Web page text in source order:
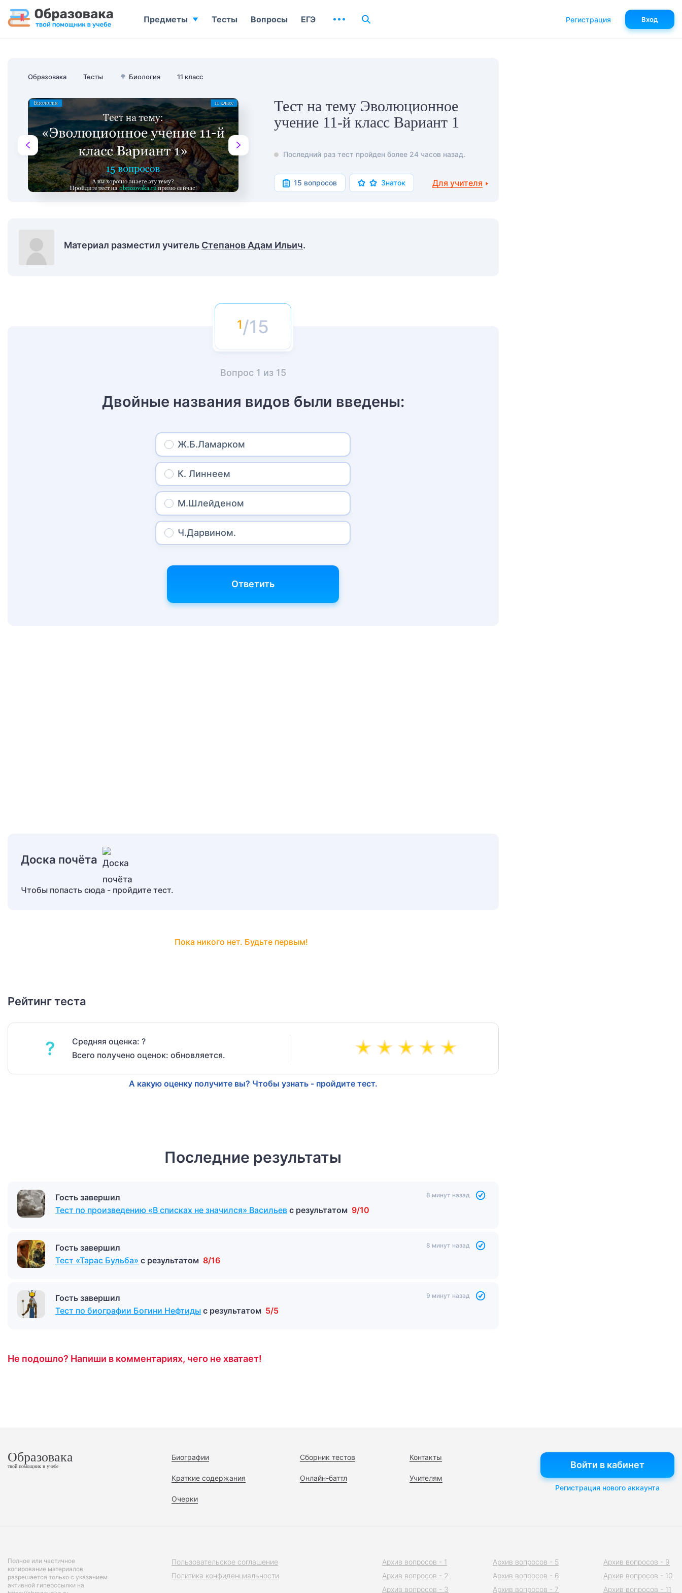
Образовака Тесты 🌳 Биология 11 класс
Тест на тему Эволюционное
учение 11-й класс Вариант 1
Последний раз тест пройден более 24 часов назад.
15 вопросов Знаток Для учителя
Материал разместил учитель Степанов Адам Ильич.
/15
Вопрос 1 из 15
Двойные названия видов были введены:
Ж.Б.Ламарком
К. Линнеем
М.Шлейденом
Ч.Дарвином.
Ответить
Доска почёта
Чтобы попасть сюда - пройдите тест.
Пока никого нет. Будьте первым!
Рейтинг теста
?
Средняя оценка: ?
Всего получено оценок: обновляется.
А какую оценку получите вы? Чтобы узнать - пройдите тест.
Последние результаты
Гость завершил
Тест по произведению «В списках не значился» Васильев с результатом 9/10
8 минут назад
Гость завершил
Тест «Тарас Бульба» с результатом 8/16
8 минут назад
Гость завершил
Тест по биографии Богини Нефтиды с результатом 5/5
9 минут назад
Не подошло? Напиши в комментариях, чего не хватает!
Предметы Тесты Вопросы ЕГЭ Регистрация Вход
Образовака
твой помощник в учебе
Биографии
Краткие содержания
Очерки
Сборник тестов
Онлайн-баттл
Контакты
Учителям
Войти в кабинет
Регистрация нового аккаунта
Полное или частичное
копирование материалов
разрешается только с указанием
активной гиперссылки на
Пользовательское соглашение
Политика конфиденциальности
Архив вопросов - 1
Архив вопросов - 2
Архив вопросов - 3
Архив вопросов - 5
Архив вопросов - 6
Архив вопросов - 7
Архив вопросов - 9
Архив вопросов - 10
Архив вопросов - 11